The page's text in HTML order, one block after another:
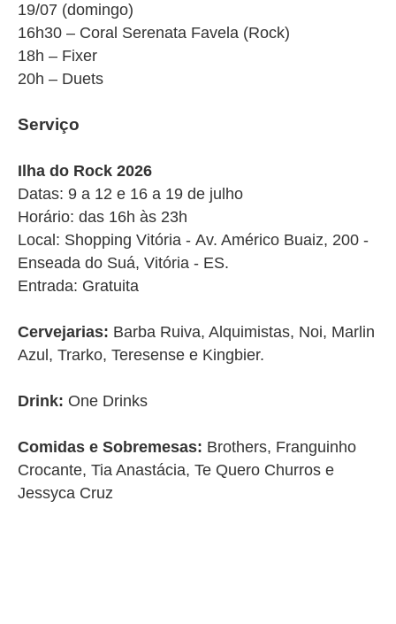
19/07 (domingo)
16h30 – Coral Serenata Favela (Rock)
18h – Fixer
20h – Duets
Serviço
Ilha do Rock 2026
Datas: 9 a 12 e 16 a 19 de julho
Horário: das 16h às 23h
Local: Shopping Vitória - Av. Américo Buaiz, 200 -
Enseada do Suá, Vitória - ES.
Entrada: Gratuita
Cervejarias: Barba Ruiva, Alquimistas, Noi, Marlin
Azul, Trarko, Teresense e Kingbier.
Drink: One Drinks
Comidas e Sobremesas: Brothers, Franguinho
Crocante, Tia Anastácia, Te Quero Churros e
Jessyca Cruz